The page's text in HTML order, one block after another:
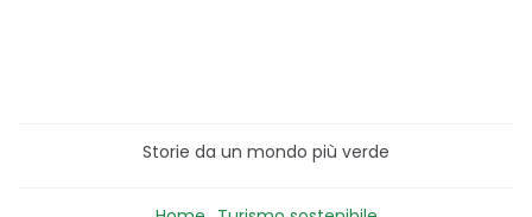
Storie da un mondo più verde